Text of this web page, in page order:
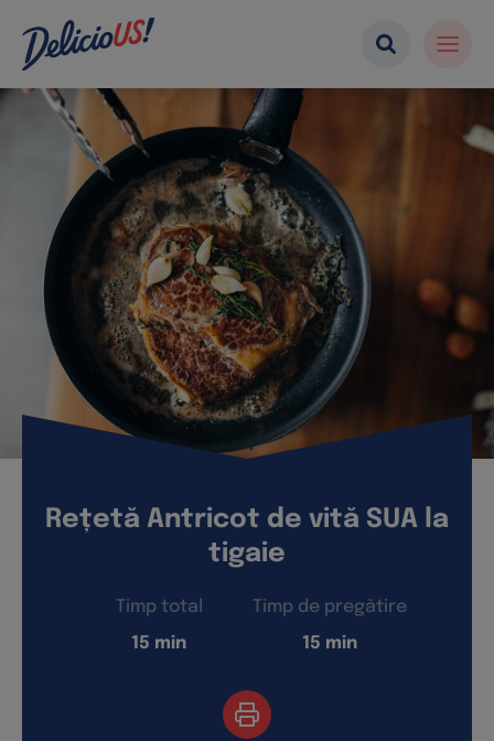
Rețetă Antricot de vită SUA la
tigaie
Timp total
15 min
Timp de pregătire
15 min